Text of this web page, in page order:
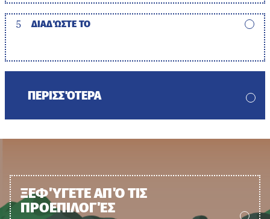
5 ΔΙΑΔΏΣΤΕ ΤΟ
ΠΕΡΙΣΣΌΤΕΡΑ
ΞΕΦΎΓΕΤΕ ΑΠΌ ΤΙΣ
ΠΡΟΕΠΙΛΟΓΈΣ